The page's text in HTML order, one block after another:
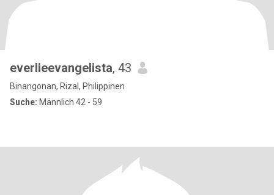
everlieevangelista, 43
Binangonan, Rizal, Philippinen
Suche: Männlich 42 - 59